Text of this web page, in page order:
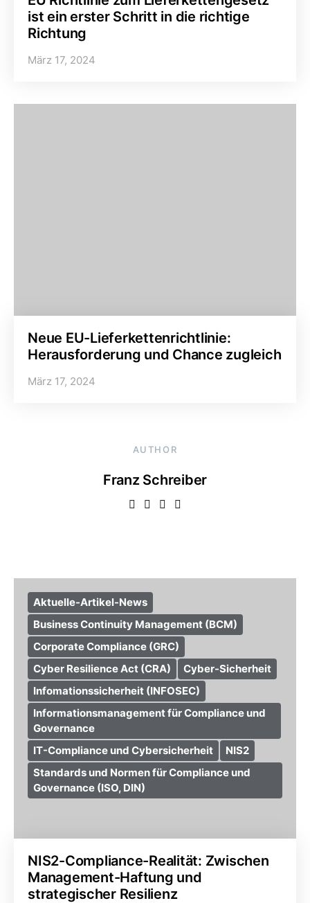
ist ein erster Schritt in die richtige
Richtung
März 17, 2024
Neue EU-Lieferkettenrichtlinie:
Herausforderung und Chance zugleich
März 17, 2024
AUTHOR
Franz Schreiber
Aktuelle-Artikel-News
Business Continuity Management (BCM)
Corporate Compliance (GRC)
Cyber Resilience Act (CRA)
Cyber-Sicherheit
Infomationssicherheit (INFOSEC)
Informationsmanagement für Compliance und
Governance
IT-Compliance und Cybersicherheit
NIS2
Standards und Normen für Compliance und
Governance (ISO, DIN)
NIS2-Compliance-Realität: Zwischen
Management-Haftung und
strategischer Resilienz